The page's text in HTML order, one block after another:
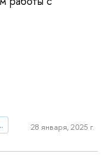
креативных индустриях
28 января, 2025 г.